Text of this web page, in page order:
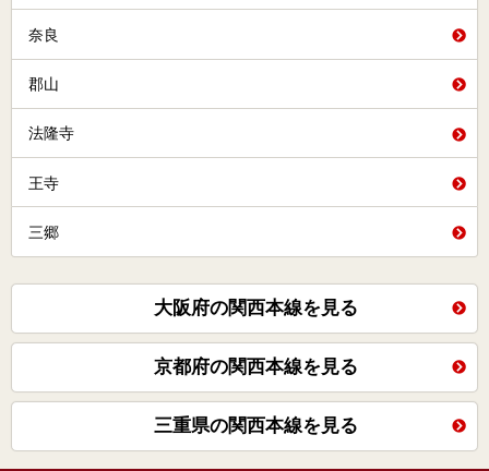
奈良
郡山
法隆寺
王寺
三郷
大阪府の関西本線を見る
京都府の関西本線を見る
三重県の関西本線を見る